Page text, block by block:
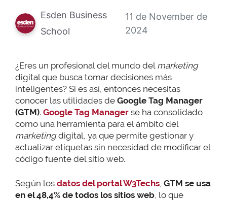
Esden Business
School
11 de November de
2024
¿Eres un profesional del mundo del marketing
digital que busca tomar decisiones más
inteligentes? Si es así, entonces necesitas
conocer las utilidades de Google Tag Manager
(GTM). Google Tag Manager se ha consolidado
como una herramienta para el ámbito del
marketingdigital, ya que permite gestionar y
actualizar etiquetas sin necesidad de modificar el
código fuente del sitio web.
Según los datos del portal W3Techs, GTM se usa
en el 48,4% de todos los sitios web, lo que